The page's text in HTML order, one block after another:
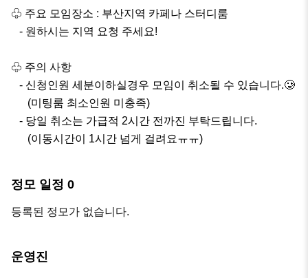
♧ 주요 모임장소 : 부산지역 카페나 스터디룸
♧ 주의 사항
      (이동시간이 1시간 넘게 걸려요ㅠㅠ)
정모 일정 0
등록된 정모가 없습니다.
운영진